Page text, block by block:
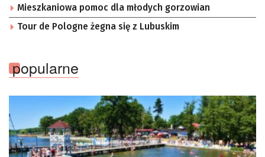
Mieszkaniowa pomoc dla młodych gorzowian
Tour de Pologne żegna się z Lubuskim
popularne